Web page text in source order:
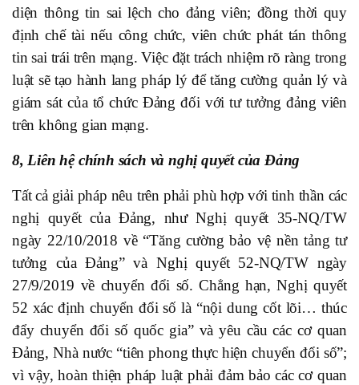
diện thông tin sai lệch cho đảng viên; đồng thời quy
định chế tài nếu công chức, viên chức phát tán thông
tin sai trái trên mạng. Việc đặt trách nhiệm rõ ràng trong
luật sẽ tạo hành lang pháp lý để tăng cường quản lý và
giám sát của tổ chức Đảng đối với tư tưởng đảng viên
trên không gian mạng.
8, Liên hệ chính sách và nghị quyết của Đảng
Tất cả giải pháp nêu trên phải phù hợp với tinh thần các
nghị quyết của Đảng, như Nghị quyết 35-NQ/TW
ngày 22/10/2018 về “Tăng cường bảo vệ nền tảng tư
tưởng của Đảng” và Nghị quyết 52-NQ/TW ngày
27/9/2019 về chuyển đổi số. Chẳng hạn, Nghị quyết
52 xác định chuyển đổi số là “nội dung cốt lõi… thúc
đẩy chuyển đổi số quốc gia” và yêu cầu các cơ quan
Đảng, Nhà nước “tiên phong thực hiện chuyển đổi số”;
vì vậy, hoàn thiện pháp luật phải đảm bảo các cơ quan